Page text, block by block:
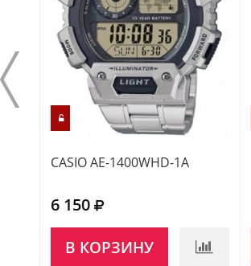
CASIO AE-1400WHD-1A
6 150
В КОРЗИНУ